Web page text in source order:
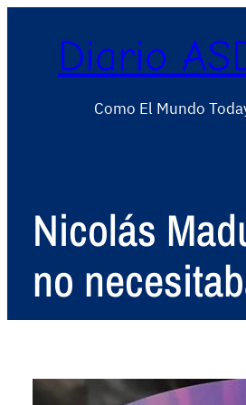
Diario
Como El Mundo
Nicolás
no